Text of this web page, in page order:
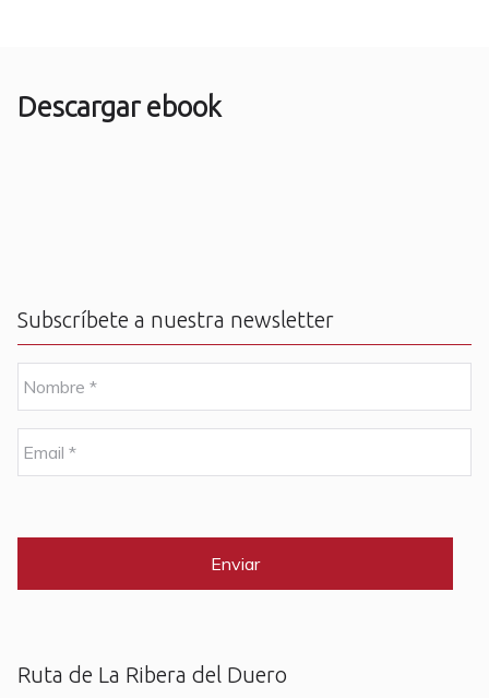
Descargar ebook
Subscríbete a nuestra newsletter
o
m
r
e
m
a
C
Ruta de La Ribera del Duero